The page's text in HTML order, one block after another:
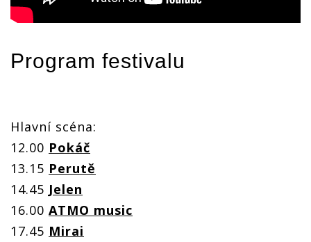
Program festivalu
Hlavní scéna:
12.00 Pokáč
13.15 Perutě
14.45 Jelen
16.00 ATMO music
17.45 Mirai